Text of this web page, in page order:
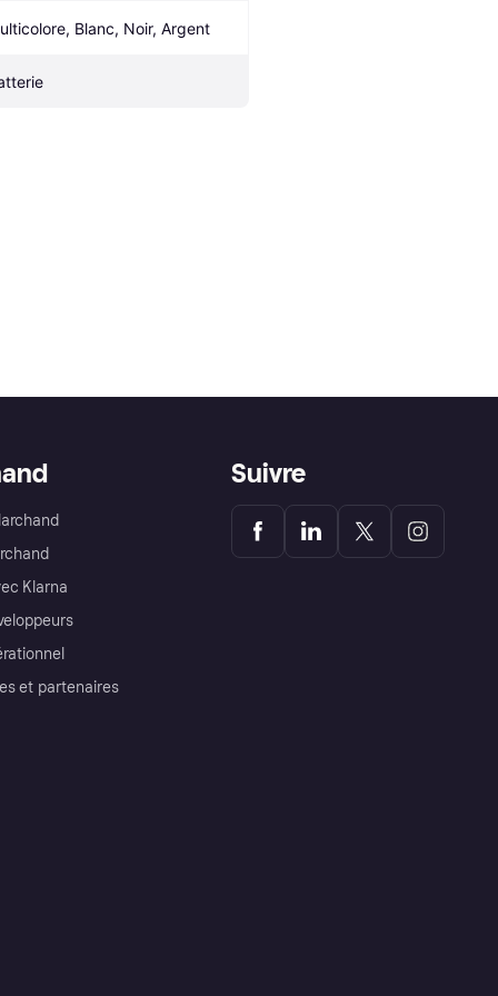
Blanc, Noir, Argent
Klarna
et partenaires
Suivre